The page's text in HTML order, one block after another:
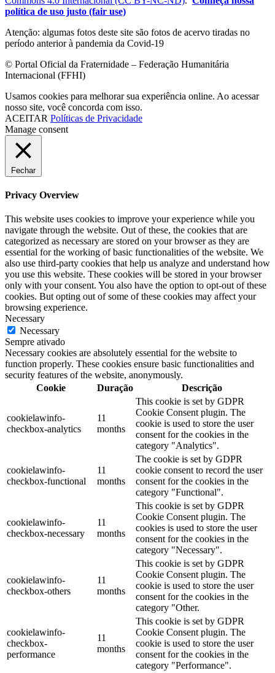
política de uso justo (fair use)
Atenção: algumas fotos deste site são fotos de acervo tiradas no
período anterior à pandemia da Covid-19
© Portal Oficial da Fraternidade – Federação Humanitária
Internacional (FFHI)
Usamos cookies para melhorar sua experiência online. Ao acessar
nosso site, você concorda com isso.
ACEITAR Políticas de Privacidade
Manage consent
Fechar
Privacy Overview
This website uses cookies to improve your experience while you
navigate through the website. Out of these, the cookies that are
categorized as necessary are stored on your browser as they are
essential for the working of basic functionalities of the website. We
also use third-party cookies that help us analyze and understand how
you use this website. These cookies will be stored in your browser
only with your consent. You also have the option to opt-out of these
cookies. But opting out of some of these cookies may affect your
browsing experience.
Necessary
Necessary
Sempre ativado
Necessary cookies are absolutely essential for the website to
function properly. These cookies ensure basic functionalities and
security features of the website, anonymously.
Cookie
Duração Descrição
cookielawinfo-
checkbox-analytics
11
months
This cookie is set by GDPR
Cookie Consent plugin. The
cookie is used to store the user
consent for the cookies in the
category "Analytics".
cookielawinfo-
checkbox-functional
11
months
The cookie is set by GDPR
cookie consent to record the user
consent for the cookies in the
category "Functional".
cookielawinfo-
checkbox-necessary
11
months
This cookie is set by GDPR
Cookie Consent plugin. The
cookies is used to store the user
consent for the cookies in the
category "Necessary".
cookielawinfo-
checkbox-others
11
months
This cookie is set by GDPR
Cookie Consent plugin. The
cookie is used to store the user
consent for the cookies in the
category "Other.
cookielawinfo-
checkbox-
performance
11
months
This cookie is set by GDPR
Cookie Consent plugin. The
cookie is used to store the user
consent for the cookies in the
category "Performance".